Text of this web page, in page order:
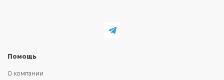
Помощь
О компании